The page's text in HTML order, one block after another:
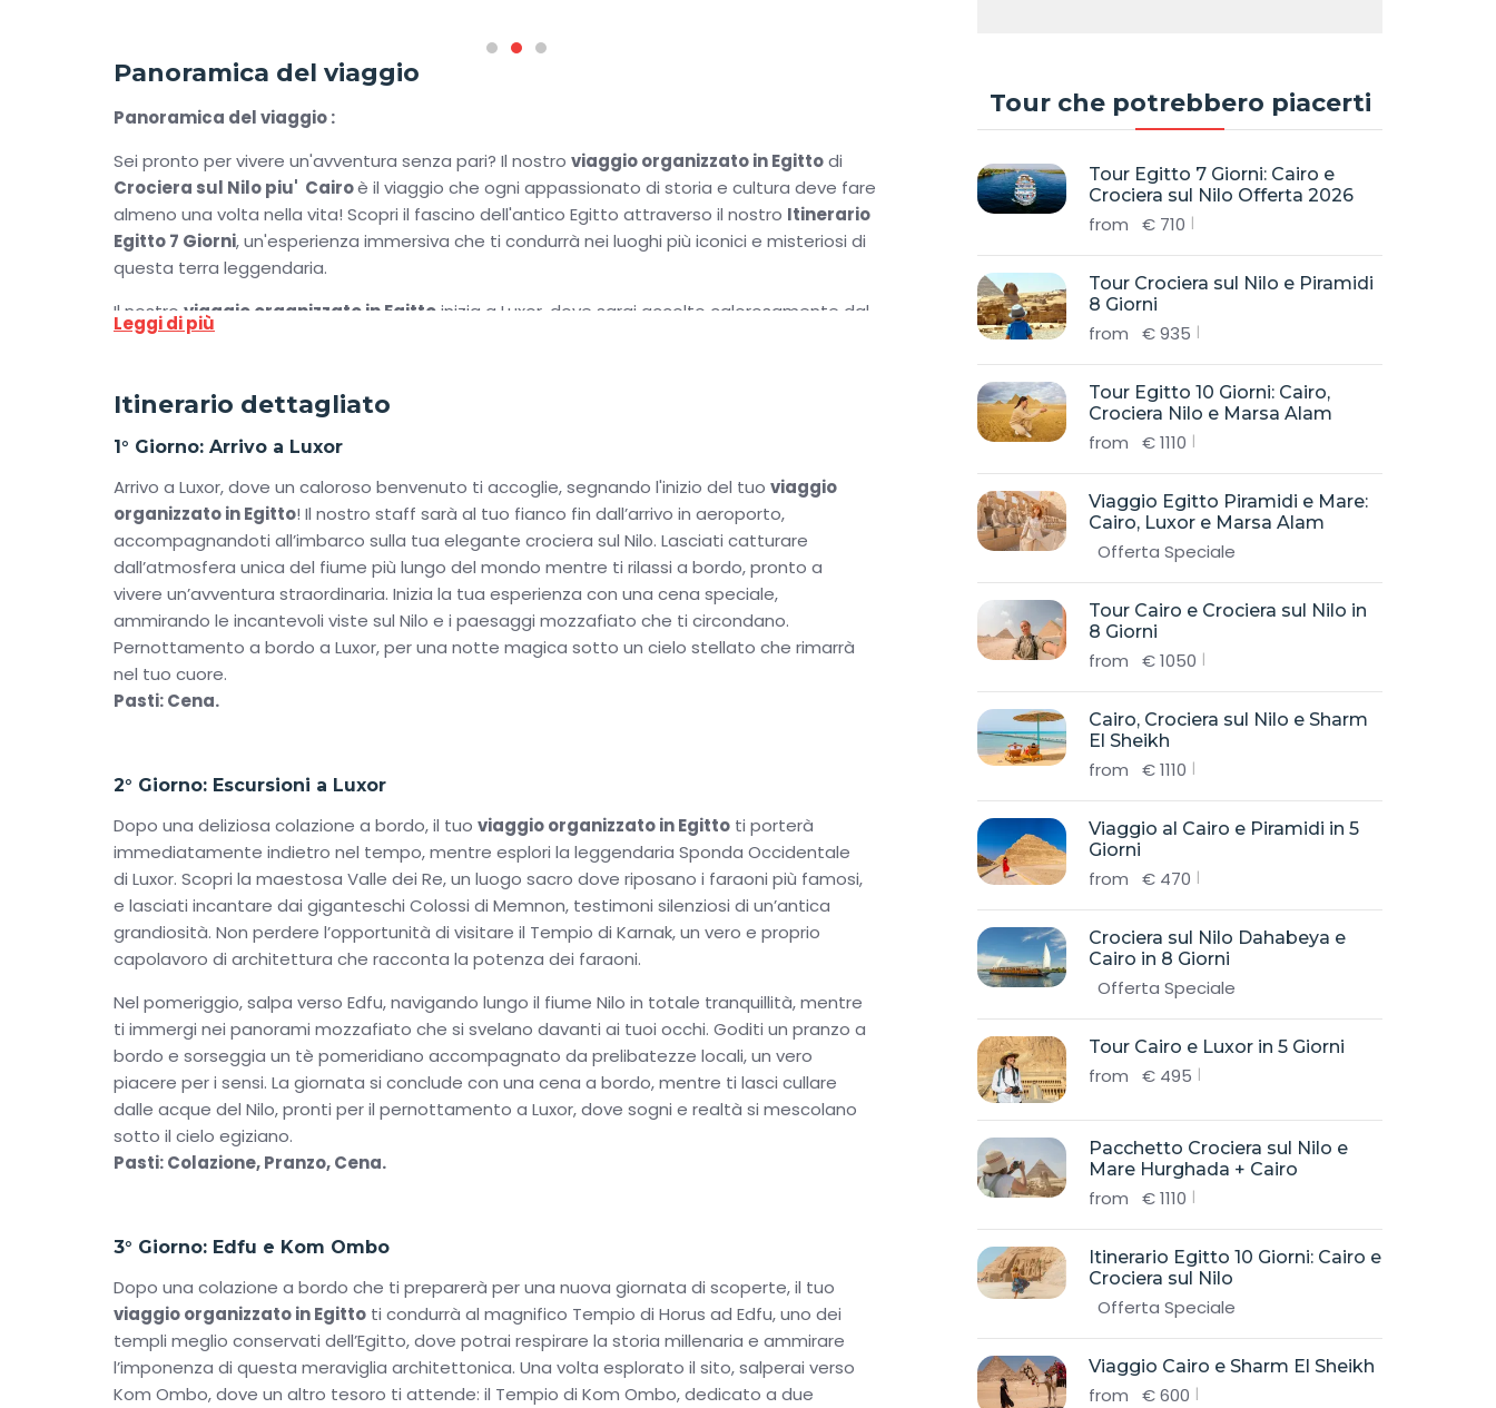
Panoramica del viaggio
Panoramica del viaggio :
Sei pronto per vivere un'avventura senza pari? Il nostro viaggio organizzato in Egittodi
Crociera sul Nilo piu' Cairoè il viaggio che ogni appassionato di storia e cultura deve fare
almeno una volta nella vita! Scopri il fascino dell'antico Egitto attraverso il nostro Itinerario
Egitto 7 Giorni, un'esperienza immersiva che ti condurrà nei luoghi più iconici e misteriosi di
questa terra leggendaria.
Il nostroviaggio organizzato in Egittoinizia a Luxor, dove sarai accolto calorosamente dal
nostro staff e imbarcato su una lussuosa crociera sul Nilo. Da lì, esplorerai i tesori della sponda
Dopo ogni escursione, rilassati con una navigazione panoramica verso Edfu e Kom Ombo,
scoprendo templi mozzafiato e immergendoti nella serenità delle acque del Nilo.
mentre ti godi viste spettacolari sul fiume. E per i più avventurosi, un'escursione facoltativa ti
porterà a Abu Simbel, dove i templi scolpiti nella roccia ti lasceranno senza fiato.
Dopo aver esplorato Aswan, il tuo Itinerario Egitto 7 Giorni
proseguirà al Cairo, dove avrai la
possibilità di ammirare le leggendari Piramidi di Giza, la Sfinge e visitare il Grande Museo Egizio,
custodendo i tesori millenari della civiltà faraonica.
Ogni passo di questo tour ti farà sentire come un vero esploratore, vivendo la storia in prima
persona tra templi millenari e affascinanti paesaggi lungo il Nilo. Concludi il tuo
organizzato in Egitto
Leggi di più
Itinerario dettagliato
1° Giorno: Arrivo a Luxor
Arrivo a Luxor, dove un caloroso benvenuto ti accoglie, segnando l'inizio del tuo viaggio
organizzato in Egitto! Il nostro staff sarà al tuo fianco fin dall’arrivo in aeroporto,
accompagnandoti all’imbarco sulla tua elegante crociera sul Nilo. Lasciati catturare
dall’atmosfera unica del fiume più lungo del mondo mentre ti rilassi a bordo, pronto a
vivere un’avventura straordinaria. Inizia la tua esperienza con una cena speciale,
ammirando le incantevoli viste sul Nilo e i paesaggi mozzafiato che ti circondano.
Pernottamento a bordo a Luxor, per una notte magica sotto un cielo stellato che rimarrà
nel tuo cuore.
Pasti: Cena.
2° Giorno: Escursioni a Luxor
Dopo una deliziosa colazione a bordo, il tuo viaggio organizzato in Egitto ti porterà
immediatamente indietro nel tempo, mentre esplori la leggendaria Sponda Occidentale
di Luxor. Scopri la maestosa Valle dei Re, un luogo sacro dove riposano i faraoni più famosi,
e lasciati incantare dai giganteschi Colossi di Memnon, testimoni silenziosi di un’antica
grandiosità. Non perdere l’opportunità di visitare il Tempio di Karnak, un vero e proprio
capolavoro di architettura che racconta la potenza dei faraoni.
Nel pomeriggio, salpa verso Edfu, navigando lungo il fiume Nilo in totale tranquillità, mentre
ti immergi nei panorami mozzafiato che si svelano davanti ai tuoi occhi. Goditi un pranzo a
bordo e sorseggia un tè pomeridiano accompagnato da prelibatezze locali, un vero
piacere per i sensi. La giornata si conclude con una cena a bordo, mentre ti lasci cullare
dalle acque del Nilo, pronti per il pernottamento a Luxor, dove sogni e realtà si mescolano
sotto il cielo egiziano.
Pasti: Colazione, Pranzo, Cena.
3° Giorno: Edfu e Kom Ombo
Dopo una colazione a bordo che ti preparerà per una nuova giornata di scoperte, il tuo
viaggio organizzato in Egitto ti condurrà al magnifico Tempio di Horus ad Edfu, uno dei
templi meglio conservati dell’Egitto, dove potrai respirare la storia millenaria e ammirare
l’imponenza di questa meraviglia architettonica. Una volta esplorato il sito, salperai verso
Kom Ombo, dove un altro tesoro ti attende: il Tempio di Kom Ombo, dedicato a due
Tour che potrebbero piacerti
Tour Egitto 7 Giorni: Cairo e
Crociera sul Nilo Offerta 2026
from € 710
Tour Crociera sul Nilo e Piramidi
8 Giorni
from €935
Tour Egitto 10 Giorni: Cairo,
Crociera Nilo e Marsa Alam
from €1110
Viaggio Egitto Piramidi e Mare:
Cairo, Luxor e Marsa Alam
Offerta Speciale
Tour Cairo e Crociera sul Nilo in
8 Giorni
from €1050
Cairo, Crociera sul Nilo e Sharm
El Sheikh
from €1110
Viaggio al Cairo e Piramidi in 5
Giorni
from € 470
Crociera sul Nilo Dahabeya e
Cairo in 8 Giorni
Offerta Speciale
Tour Cairo e Luxor in 5 Giorni
from € 495
Pacchetto Crociera sul Nilo e
Mare Hurghada + Cairo
from €1110
Itinerario Egitto 10 Giorni: Cairo e
Crociera sul Nilo
Offerta Speciale
Viaggio Cairo e Sharm El Sheikh
from €600